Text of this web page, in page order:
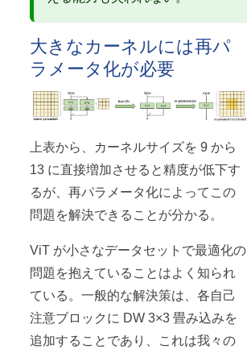
大きなカーネルには再パ
ラメータ化が必要
上表から、カーネルサイズを 9 から
13 に直接増加させると精度が低下す
るが、再パラメータ化によってこの
問題を解決できることが分かる。
ViT が小さなデータセットで最適化の
問題を抱えていることはよく知られ
ている。一般的な解決策は、各自己
注意ブロックに DW 3×3 畳み込みを
追加することであり、これは我々の